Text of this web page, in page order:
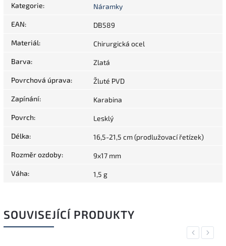
Kategorie: Náramky
EAN: DB589
Materiál: Chirurgická ocel
Barva: Zlatá
Povrchová úprava: Žluté PVD
Zapínání: Karabina
Povrch: Lesklý
Délka: 16,5-21,5 cm (prodlužovací řetízek)
Rozměr ozdoby: 9x17 mm
Váha: 1,5 g
SOUVISEJÍCÍ PRODUKTY
Previous
Next